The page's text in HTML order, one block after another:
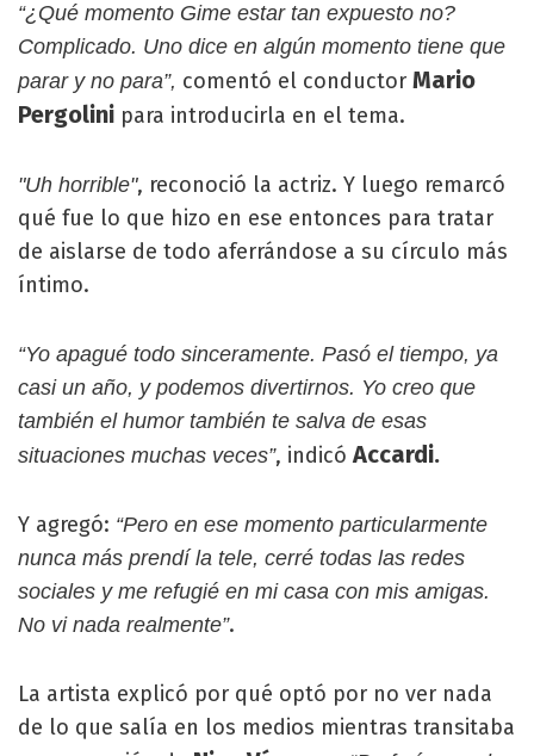
“¿Qué momento Gime estar tan expuesto no?
Complicado. Uno dice en algún momento tiene que
parar y no para”, comentó el conductor Mario
Pergolini para introducirla en el tema.
"Uh horrible", reconoció la actriz. Y luego remarcó
qué fue lo que hizo en ese entonces para tratar
de aislarse de todo aferrándose a su círculo más
íntimo.
“Yo apagué todo sinceramente. Pasó el tiempo, ya
casi un año, y podemos divertirnos. Yo creo que
también el humor también te salva de esas
situaciones muchas veces”, indicó Accardi.
Y agregó: “Pero en ese momento particularmente
nunca más prendí la tele, cerré todas las redes
sociales y me refugié en mi casa con mis amigas.
No vi nada realmente”.
La artista explicó por qué optó por no ver nada
de lo que salía en los medios mientras transitaba